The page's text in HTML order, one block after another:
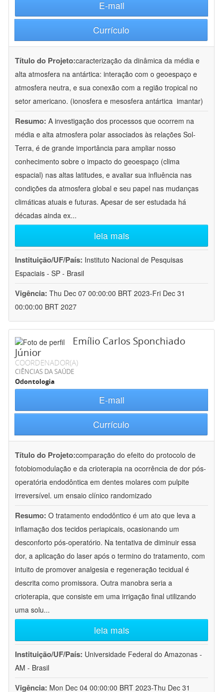
E-mail
Currículo
Título do Projeto:caracterização da dinâmica da média e
alta atmosfera na antártica: interação com o geoespaço e
atmosfera neutra, e sua conexão com a região tropical no
setor americano. (ionosfera e mesosfera antártica  imantar)
Resumo: A investigação dos processos que ocorrem na
média e alta atmosfera polar associados às relações Sol-
Terra, é de grande importância para ampliar nosso
conhecimento sobre o impacto do geoespaço (clima
espacial) nas altas latitudes, e avaliar sua influência nas
condições da atmosfera global e seu papel nas mudanças
climáticas atuais e futuras. Apesar de ser estudada há
décadas ainda ex...
leia mais
Instituição/UF/País: Instituto Nacional de Pesquisas
Espaciais - SP - Brasil
Vigência: Thu Dec 07 00:00:00 BRT 2023-Fri Dec 31
00:00:00 BRT 2027
Emílio Carlos Sponchiado
Júnior
COORDENADOR(A)
CIÊNCIAS DA SAÚDE
Odontologia
E-mail
Currículo
Título do Projeto:comparação do efeito do protocolo de
fotobiomodulação e da crioterapia na ocorrência de dor pós-
operatória endodôntica em dentes molares com pulpite
irreversível. um ensaio clínico randomizado
Resumo: O tratamento endodôntico é um ato que leva a
inflamação dos tecidos periapicais, ocasionando um
desconforto pós-operatório. Na tentativa de diminuir essa
dor, a aplicação do laser após o termino do tratamento, com
intuito de promover analgesia e regeneração tecidual é
descrita como promissora. Outra manobra seria a
crioterapia, que consiste em uma irrigação final utilizando
uma solu...
leia mais
Instituição/UF/País: Universidade Federal do Amazonas -
AM - Brasil
Vigência: Mon Dec 04 00:00:00 BRT 2023-Thu Dec 31